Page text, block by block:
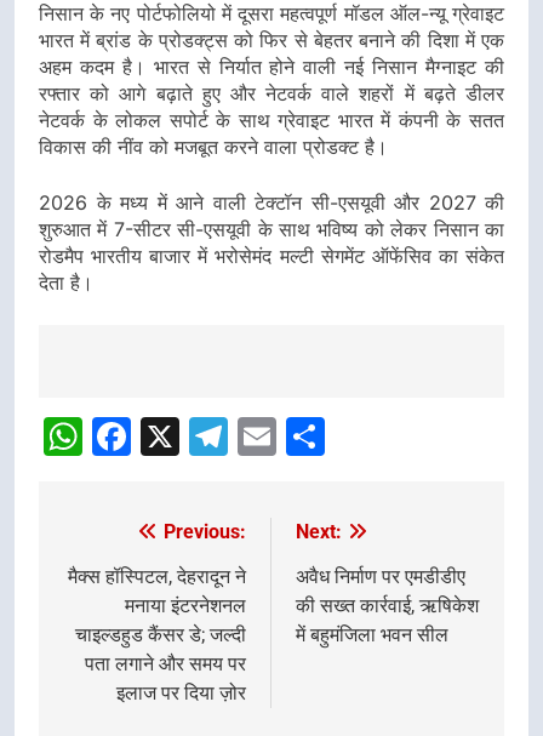
निसान के नए पोर्टफोलियो में दूसरा महत्वपूर्ण मॉडल ऑल-न्यू ग्रेवाइट
भारत में ब्रांड के प्रोडक्ट्स को फिर से बेहतर बनाने की दिशा में एक
अहम कदम है। भारत से निर्यात होने वाली नई निसान मैग्नाइट की
रफ्तार को आगे बढ़ाते हुए और नेटवर्क वाले शहरों में बढ़ते डीलर
नेटवर्क के लोकल सपोर्ट के साथ ग्रेवाइट भारत में कंपनी के सतत
विकास की नींव को मजबूत करने वाला प्रोडक्ट है।
2026 के मध्य में आने वाली टेक्टॉन सी-एसयूवी और 2027 की
शुरुआत में 7-सीटर सी-एसयूवी के साथ भविष्य को लेकर निसान का
रोडमैप भारतीय बाजार में भरोसेमंद मल्टी सेगमेंट ऑफेंसिव का संकेत
देता है।
navigation
WhatsApp
Facebook
X Telegram
Email
navigation
Previous:
मैक्स हॉस्पिटल, देहरादून ने
मनाया इंटरनेशनल
चाइल्डहुड कैंसर डे; जल्दी
पता लगाने और समय पर
इलाज पर दिया ज़ोर
Next:
अवैध निर्माण पर एमडीडीए
की सख्त कार्रवाई, ऋषिकेश
में बहुमंजिला भवन सील